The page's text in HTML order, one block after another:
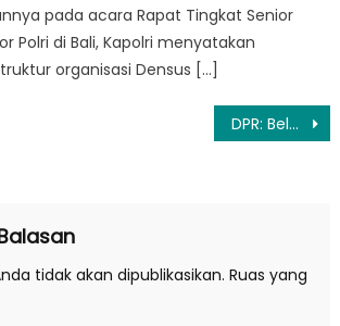
pada acara Rapat Tingkat Senior
Polri di Bali, Kapolri menyatakan
organisasi Densus […]
DPR: Belum Ada Keputusan Soal Keserentakan Pemilu
tidak akan dipublikasikan. Ruas yang